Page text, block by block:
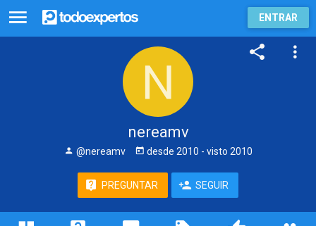
ENTRAR
nereamv
@nereamv desde 2010 - visto 2010
PREGUNTAR SEGUIR